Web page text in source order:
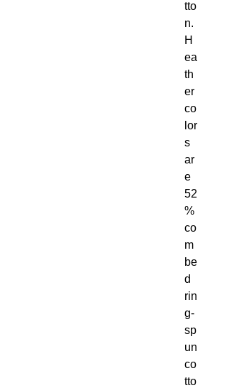
tto
n.
H
ea
th
er
co
lor
s
ar
e
52
%
co
m
be
d
rin
g-
sp
un
co
tto